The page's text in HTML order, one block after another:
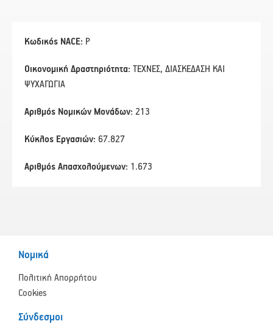
Κωδικός NACE: Ρ
Οικονομική Δραστηριότητα: ΤΕΧΝΕΣ, ΔΙΑΣΚΕΔΑΣΗ ΚΑΙ
ΨΥΧΑΓΩΓΙΑ
Αριθμός Νομικών Μονάδων: 213
Κύκλος Εργασιών: 67.827
Αριθμός Απασχολούμενων: 1.673
Νομικά
Πολιτική Απορρήτου
Cookies
Σύνδεσμοι